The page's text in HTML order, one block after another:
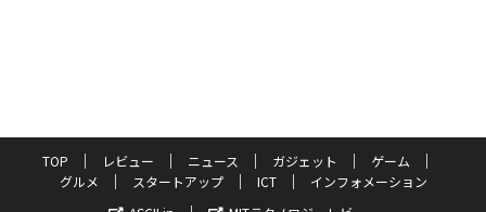
TOP レビュー ニュース ガジェット
ゲーム
グルメ
スタートアップ ICT
インフォメーション